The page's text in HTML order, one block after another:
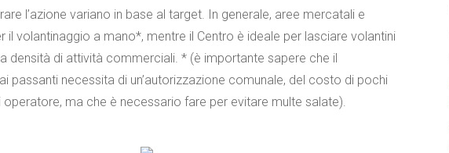
l’azione variano in base al target. In generale, aree mercatali e
il volantinaggio a mano*, mentre il Centro è ideale per lasciare volantini
densità di attività commerciali. * (è importante sapere che il
passanti necessita di un’autorizzazione comunale, del costo di pochi
operatore, ma che è necessario fare per evitare multe salate).